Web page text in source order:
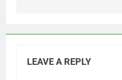
LEAVE A REPLY